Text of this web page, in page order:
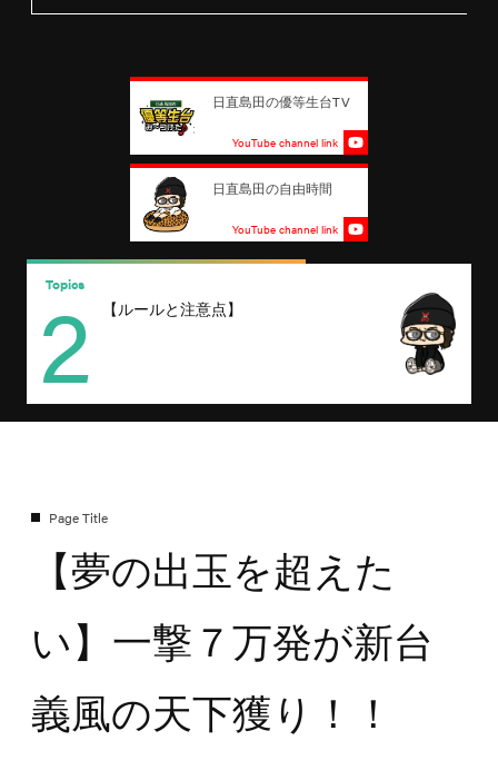
日直島田の優等生台TV
YouTube channel link
日直島田の自由時間
YouTube channel link
【ルールと注意点】
Topics
2
【夢の出玉を超えた
い】一撃７万発が新台
義風の天下獲り！！